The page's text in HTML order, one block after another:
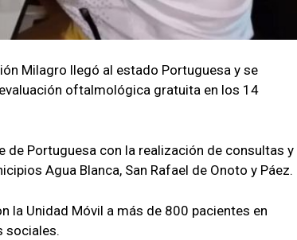
Milagro llegó al estado Portuguesa y se
oftalmológica gratuita en los 14
Portuguesa con la realización de consultas y
Agua Blanca, San Rafael de Onoto y Páez.
la Unidad Móvil a más de 800 pacientes en
sociales.